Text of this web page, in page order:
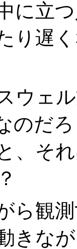
に立
り遅
ウェ
のだ
、そ
ら観
きな